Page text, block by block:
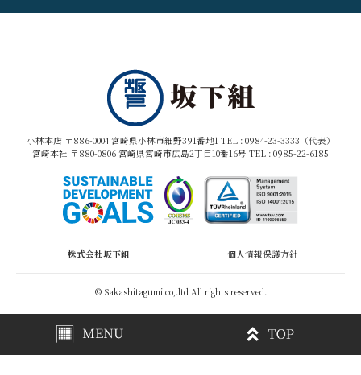
小林本店 〒886-0004 宮崎県小林市細野391番地1 TEL : 0984-23-3333（代表）
宮崎本社 〒880-0806 宮崎県宮崎市広島2丁目10番16号 TEL : 0985-22-6185
株式会社坂下組 個人情報保護方針
© Sakashitagumi co,.ltd All rights reserved.